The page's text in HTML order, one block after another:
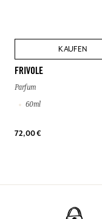
KAUFEN
FRIVOLE
Parfum
60ml
72,00 €